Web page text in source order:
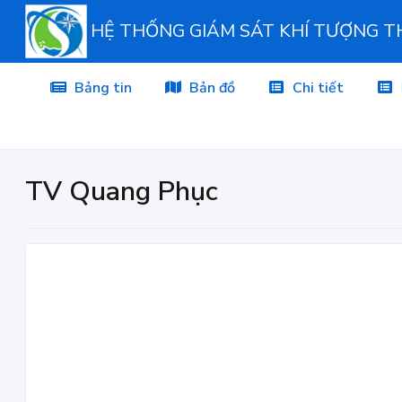
HỆ THỐNG GIÁM SÁT KHÍ TƯỢNG
Bảng tin Bản đồ Chi tiết
TV Quang Phục